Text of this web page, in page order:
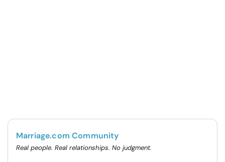
Marriage.com Community
Real people. Real relationships. No judgment.